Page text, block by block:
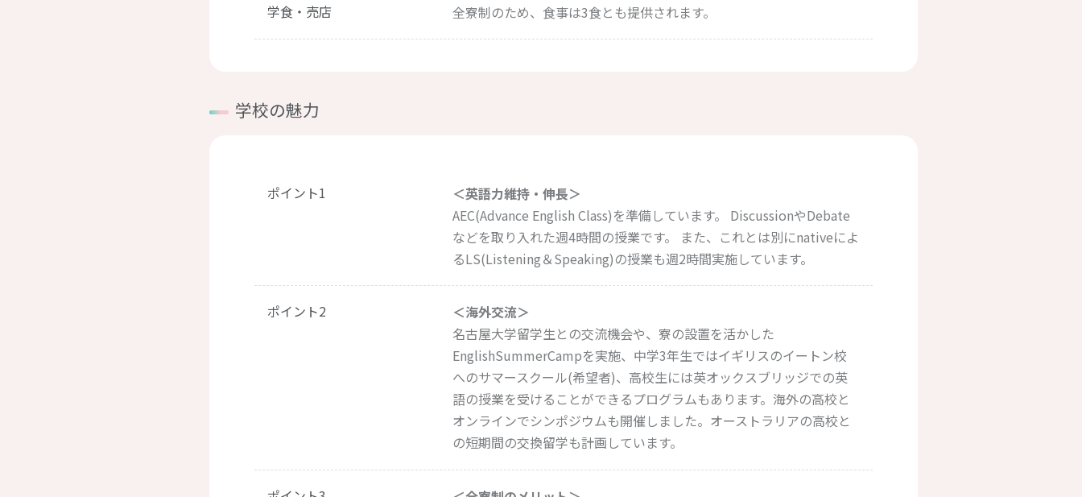
学食・売店 全寮制のため、食事は3食とも提供されます。
学校の魅力
ポイント1
＜英語力維持・伸長＞
AEC(Advance English Class)を準備しています。 DiscussionやDebate
などを取り入れた週4時間の授業です。 また、これとは別にnativeによ
るLS(Listening＆Speaking)の授業も週2時間実施しています。
ポイント2
＜海外交流＞
名古屋大学留学生との交流機会や、寮の設置を活かした
EnglishSummerCampを実施、中学3年生ではイギリスのイートン校
へのサマースクール(希望者)、高校生には英オックスブリッジでの英
語の授業を受けることができるプログラムもあります。海外の高校と
オンラインでシンポジウムも開催しました。オーストラリアの高校と
の短期間の交換留学も計画しています。